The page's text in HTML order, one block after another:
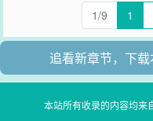
1/9 1
追看新章节，下
本站所有收录的内容均来